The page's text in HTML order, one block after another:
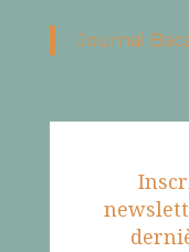
Journal